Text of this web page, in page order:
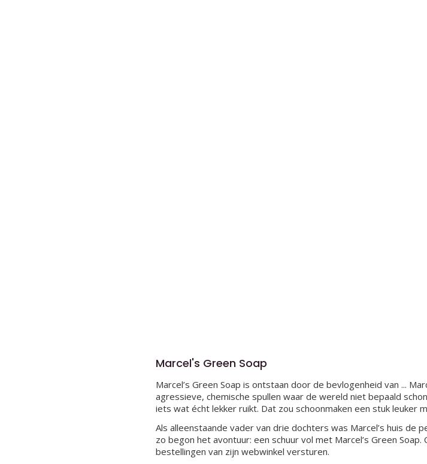
Marcel's Green Soap
Marcel’s Green Soap is ontstaan door de bevlogenheid van ...
agressieve, chemische spullen waar de wereld niet bepaald
iets wat écht lekker ruikt. Dat zou schoonmaken een stuk leuker
Als alleenstaande vader van drie dochters was Marcel’s huis
zo begon het avontuur: een schuur vol met Marcel’s Green
bestellingen van zijn webwinkel versturen.